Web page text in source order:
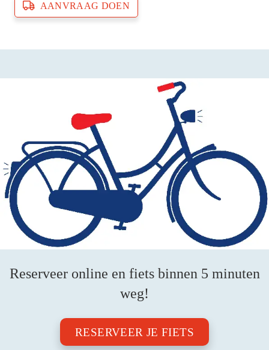
AANVRAAG DOEN
Reserveer online en fiets binnen 5 minuten
weg!
RESERVEER JE FIETS